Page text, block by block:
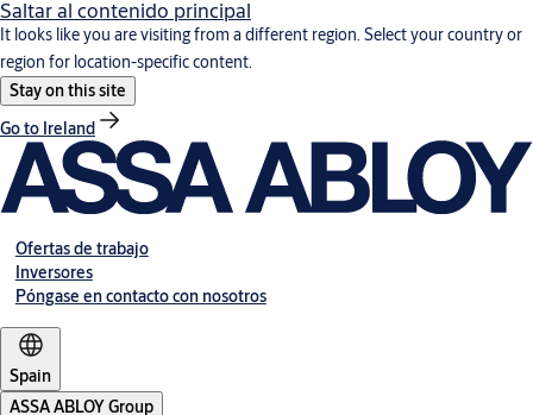
Saltar al contenido principal
It looks like you are visiting from a different region. Select your country or
region for location-specific content.
Stay on this site
Go to Ireland
Ofertas de trabajo
Inversores
Póngase en contacto con nosotros
Spain
ASSA ABLOY Group